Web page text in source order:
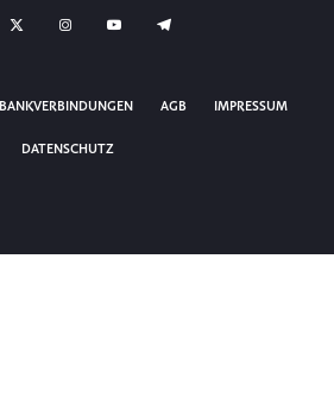
BANKVERBINDUNGEN AGB IMPRESSUM
DATENSCHUTZ